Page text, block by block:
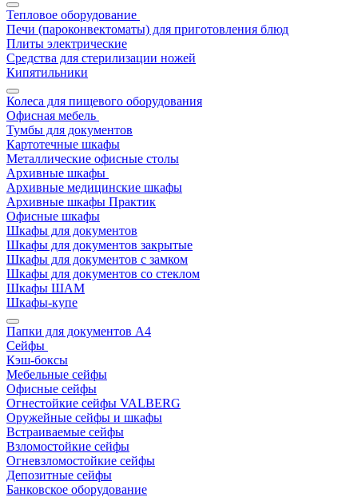
Тепловое оборудование
Печи (пароконвектоматы) для приготовления блюд
Плиты электрические
Средства для стерилизации ножей
Кипятильники
Колеса для пищевого оборудования
Офисная мебель
Тумбы для документов
Картотечные шкафы
Металлические офисные столы
Архивные шкафы
Архивные медицинские шкафы
Архивные шкафы Практик
Офисные шкафы
Шкафы для документов
Шкафы для документов закрытые
Шкафы для документов с замком
Шкафы для документов со стеклом
Шкафы ШАМ
Шкафы-купе
Папки для документов A4
Сейфы
Кэш-боксы
Мебельные сейфы
Офисные сейфы
Огнестойкие сейфы VALBERG
Оружейные сейфы и шкафы
Встраиваемые сейфы
Взломостойкие сейфы
Огневзломостойкие сейфы
Депозитные сейфы
Банковское оборудование